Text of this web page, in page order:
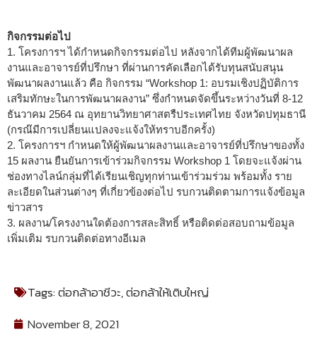
กิจกรรมต่อไป
1. โครงการฯ ได้กำหนดกิจกรรมต่อไป หลังจากได้ทีมผู้พัฒนาผล
งานและอาจารย์ที่ปรึกษา ที่ผ่านการคัดเลือกได้รับทุนสนับสนุน
พัฒนาผลงานแล้ว คือ กิจกรรม “Workshop 1: อบรมเชิงปฏิบัติการ
เสริมทักษะในการพัฒนาผลงาน” ซึ่งกำหนดจัดขึ้นระหว่างวันที่ 8-12
ธันวาคม 2564 ณ อุทยานวิทยาศาสตรืประเทศไทย จังหวัดปทุมธานี
(กรณ๊มีการเปลี่ยนแปลงจะแจ้งให้ทราบอีกครั้ง)
2. โครงการฯ กำหนดให้ผู้พัฒนาผลงานและอาจารย์ที่ปรึกษาของทั้ง
15 ผลงาน ยืนยันการเข้าร่วมกิจกรรม Workshop 1 โดยจะแจ้งผ่าน
ช่องทางไลน์กลุ่มที่ได้เรียนเชิญทุกท่านเข้าร่วมร่วม พร้อมทั้ง ราย
ละเอียดในส่วนต่างๆ ที่เกี่ยวข้องต่อไป รบกวนติดตามการแจ้งข้อมูล
ข่าวสาร
3. ผลงาน/โครงงานใดต้องการสละสิทธิ์ หรือติดต่อสอบถามข้อมูล
เพิ่มเติม รบกวนติดต่อทางอีเมล
Tags:ต่อกล้าอาชีวะ,ต่อกล้าให้เติบใหญ่
November 8, 2021